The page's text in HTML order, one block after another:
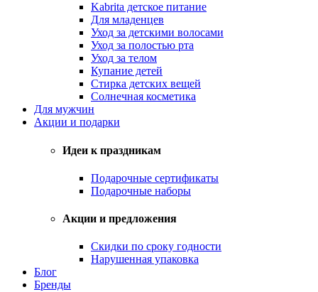
Kabrita детское питание
Для младенцев
Уход за детскими волосами
Уход за полостью рта
Уход за телом
Купание детей
Стирка детских вещей
Солнечная косметика
Для мужчин
Акции и подарки
Идеи к праздникам
Подарочные сертификаты
Подарочные наборы
Акции и предложения
Скидки по сроку годности
Нарушенная упаковка
Блог
Бренды